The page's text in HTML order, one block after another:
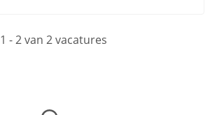
1 - 2 van 2 vacatures